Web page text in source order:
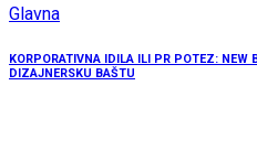
Glavna
KORPORATIVNA IDILA ILI PR POTEZ: NEW
DIZAJNERSKU BAŠTU